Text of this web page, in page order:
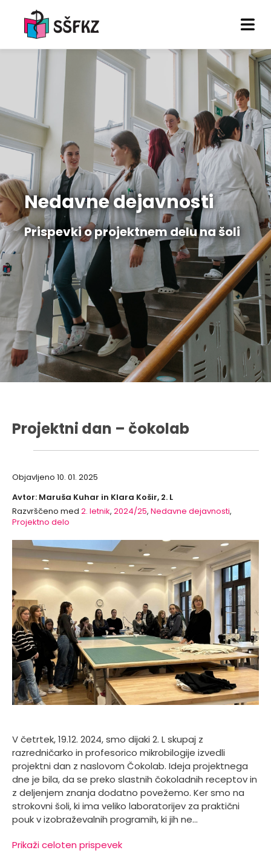
Nedavne dejavnosti
Prispevki o projektnem delu na šoli
Projektni dan – čokolab
Objavljeno 10. 01. 2025
Avtor: Maruša Kuhar in Klara Košir, 2. L
Razvrščeno med 2. letnik, 2024/25, Nedavne dejavnosti,
Projektno delo
V četrtek, 19.12. 2024, smo dijaki 2. L skupaj z
razredničarko in profesorico mikrobilogije izvedli
projektni dan z naslovom Čokolab. Ideja projektnega
dne je bila, da se preko slastnih čokoladnih receptov in
z deljenjem znanja dodatno povežemo. Ker smo na
strokovni šoli, ki ima veliko laboratorijev za praktični
pouk v izobraževalnih programih, ki jih ne…
Prikaži celoten prispevek